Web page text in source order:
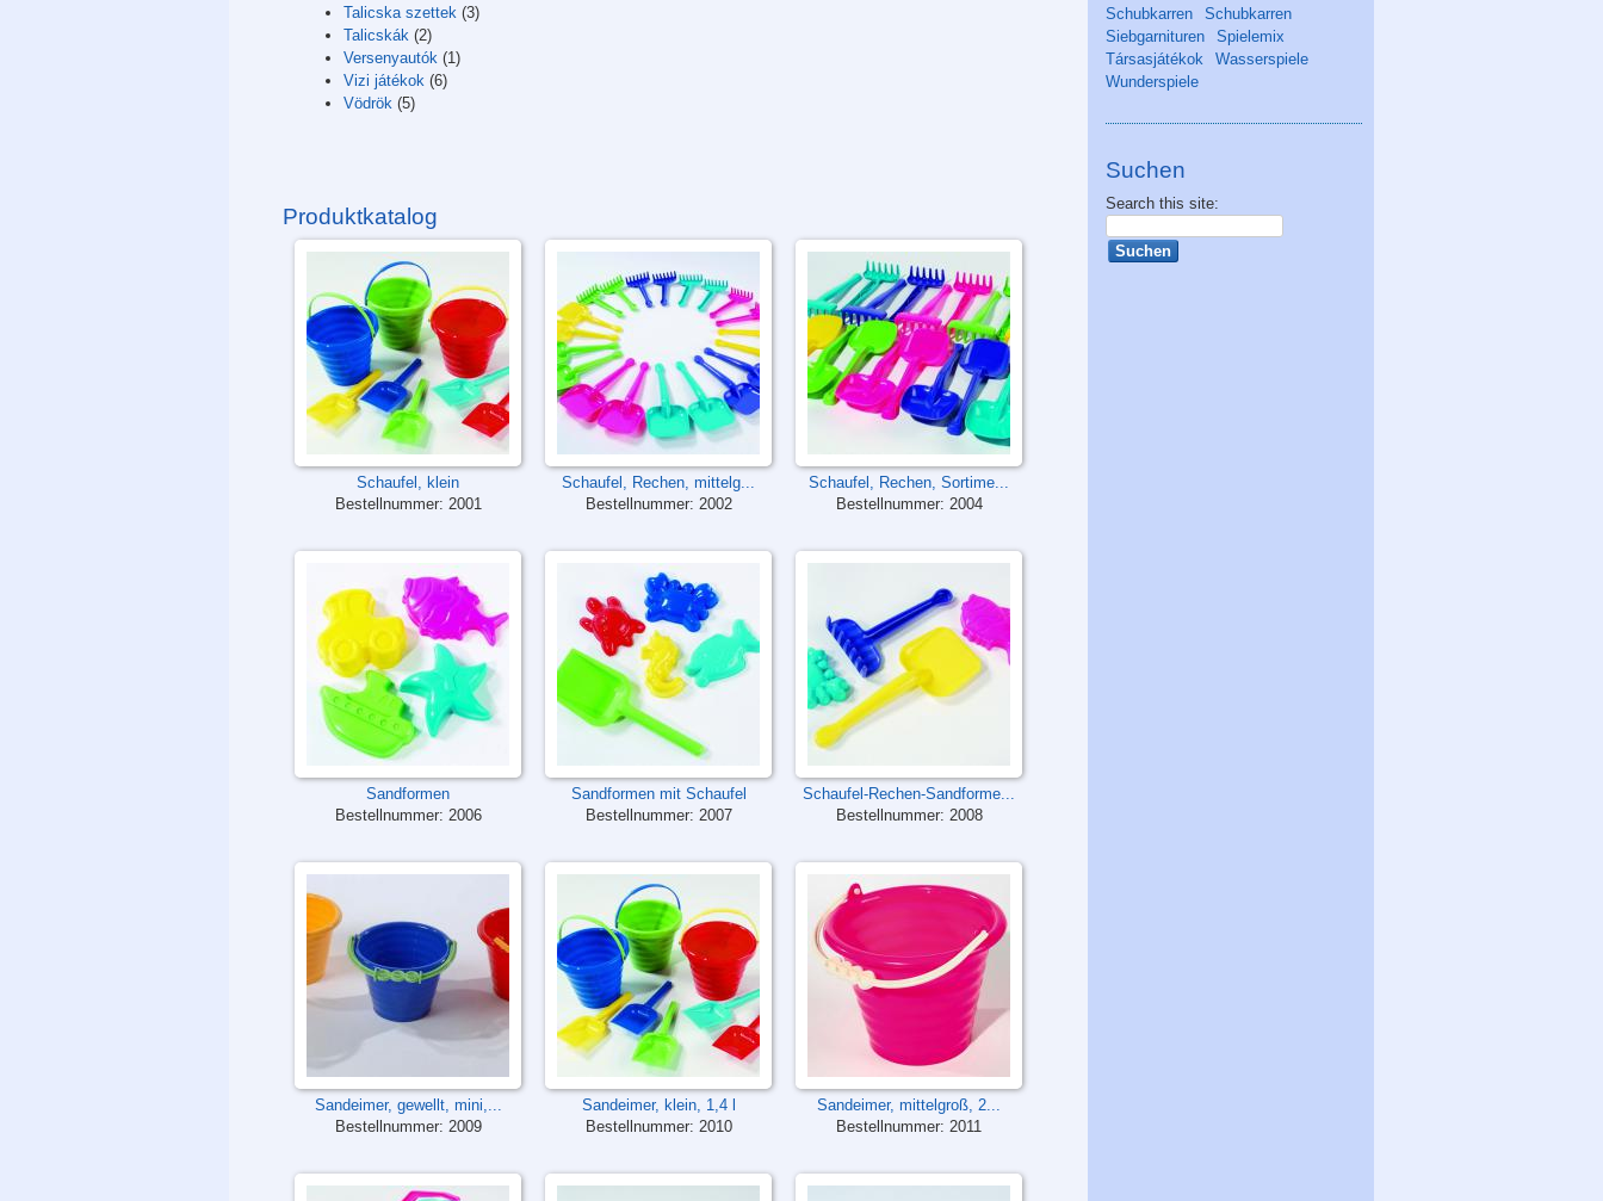
Talicska szettek (3)
Talicskák (2)
Versenyautók (1)
Vizi játékok (6)
Vödrök (5)
Produktkatalog
Schaufel, klein
Bestellnummer: 2001
Schaufel, Rechen, mittelg...
Bestellnummer: 2002
Schaufel, Rechen, Sortime...
Bestellnummer: 2004
Sandformen
Bestellnummer: 2006
Sandformen mit Schaufel
Bestellnummer: 2007
Schaufel-Rechen-Sandforme...
Bestellnummer: 2008
Sandeimer, gewellt, mini,...
Bestellnummer: 2009
Sandeimer, klein, 1,4 l
Bestellnummer: 2010
Sandeimer, mittelgroß, 2...
Bestellnummer: 2011
Schubkarren
Schubkarren
Siebgarnituren
Spielemix
Társasjátékok
Wasserspiele
Wunderspiele
Suchen
Search this site: